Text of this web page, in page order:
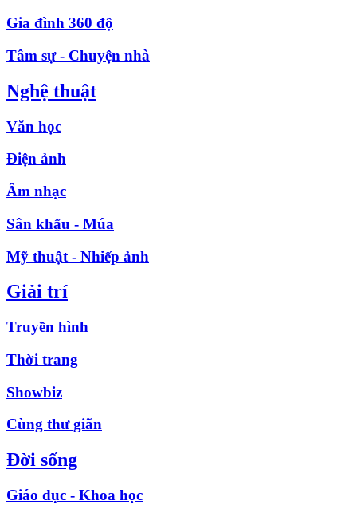
Gia đình 360 độ
Tâm sự - Chuyện nhà
Nghệ thuật
Văn học
Điện ảnh
Âm nhạc
Sân khấu - Múa
Mỹ thuật - Nhiếp ảnh
Giải trí
Truyền hình
Thời trang
Showbiz
Cùng thư giãn
Đời sống
Giáo dục - Khoa học